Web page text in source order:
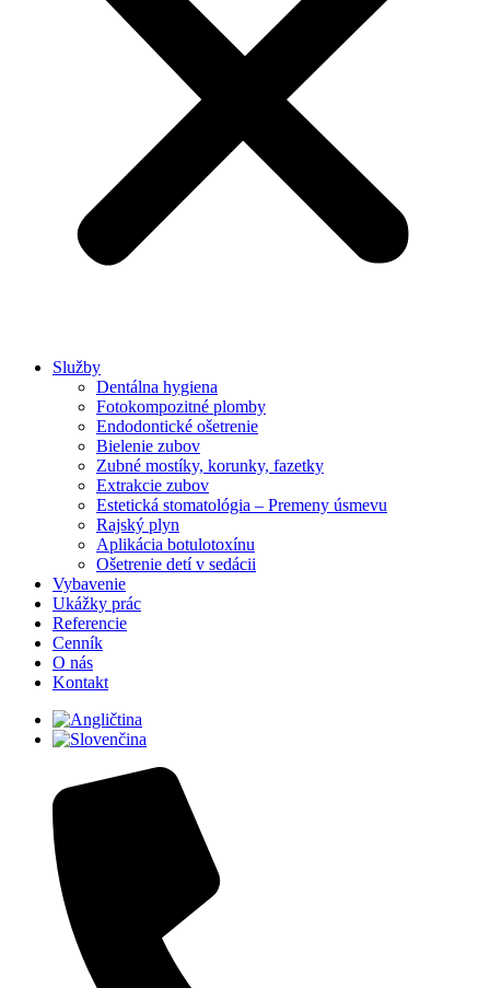
Služby
Dentálna hygiena
Fotokompozitné plomby
Endodontické ošetrenie
Bielenie zubov
Zubné mostíky, korunky, fazetky
Extrakcie zubov
Estetická stomatológia – Premeny úsmevu
Rajský plyn
Aplikácia botulotoxínu
Ošetrenie detí v sedácii
Vybavenie
Ukážky prác
Referencie
Cenník
O nás
Kontakt